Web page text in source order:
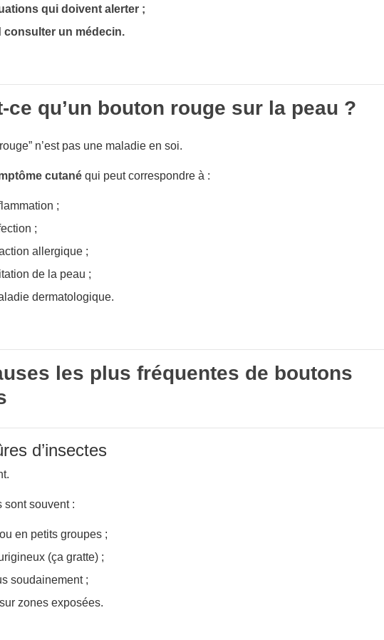
qui doivent alerter ;
consulter un médecin.
ce qu’un bouton rouge sur la peau ?
n’est pas une maladie en soi.
cutané qui peut correspondre à :
;
;
allergique ;
de la peau ;
dermatologique.
les plus fréquentes de boutons
d’insectes
sont souvent :
en petits groupes ;
(ça gratte) ;
soudainement ;
zones exposées.